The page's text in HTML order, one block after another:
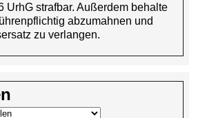
UrhG strafbar. Außerdem behalte
abzumahnen und
zu verlangen.